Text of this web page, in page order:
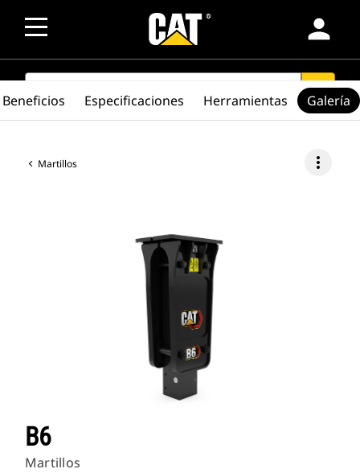
person
SEARCH search
Martillos more_vert
B6
Martillos
Beneficios Especificaciones Herramientas Galería